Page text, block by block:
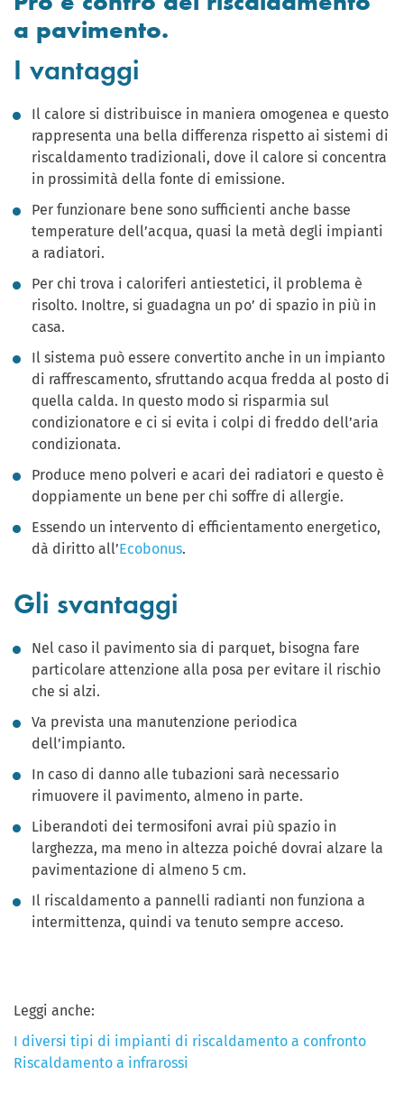
a pavimento.
I vantaggi
Il calore si distribuisce in maniera omogenea e questo
rappresenta una bella differenza rispetto ai sistemi di
riscaldamento tradizionali, dove il calore si concentra
in prossimità della fonte di emissione.
Per funzionare bene sono sufficienti anche basse
temperature dell’acqua, quasi la metà degli impianti
a radiatori.
Per chi trova i caloriferi antiestetici, il problema è
risolto. Inoltre, si guadagna un po’ di spazio in più in
casa.
Il sistema può essere convertito anche in un impianto
di raffrescamento, sfruttando acqua fredda al posto di
quella calda. In questo modo si risparmia sul
condizionatore e ci si evita i colpi di freddo dell’aria
condizionata.
Produce meno polveri e acari dei radiatori e questo è
doppiamente un bene per chi soffre di allergie.
Essendo un intervento di efficientamento energetico,
dà diritto all’Ecobonus.
Gli svantaggi
Nel caso il pavimento sia di parquet, bisogna fare
particolare attenzione alla posa per evitare il rischio
che si alzi.
Va prevista una manutenzione periodica
dell’impianto.
In caso di danno alle tubazioni sarà necessario
rimuovere il pavimento, almeno in parte.
Liberandoti dei termosifoni avrai più spazio in
larghezza, ma meno in altezza poiché dovrai alzare la
pavimentazione di almeno 5 cm.
Il riscaldamento a pannelli radianti non funziona a
intermittenza, quindi va tenuto sempre acceso.
Leggi anche:
I diversi tipi di impianti di riscaldamento a confronto
Riscaldamento a infrarossi